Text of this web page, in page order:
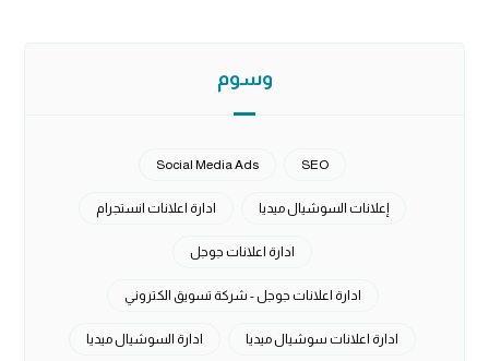
وسوم
SEO
Social Media Ads
إعلانات السوشيال ميديا ادارة اعلانات انستجرام
ادارة اعلانات جوجل
ادارة اعلانات جوجل - شركة تسويق الكتروني
ادارة اعلانات سوشيال ميديا ادارة السوشيال ميديا